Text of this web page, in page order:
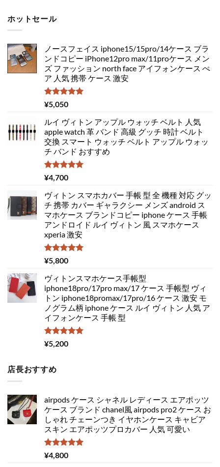
ホットセール
ノースフェイス iphone15/15pro/14ケース ブラ
ンドコピー iPhone12pro max/11proケース メン
ズ ファッション north face アイフォンケース ぺ
ア 人気 携帯 ケース 激安
5段階中
5.00
¥5,050
ルイ ヴィトン アップル ウォッチ ベルト 人気
apple watch 革 バンド 高級 グッチ 時計 ベルト
交換 スマート ウォッチ ベルト アップル ウォッ
チ バンド おすすめ
5段階中
5.00
¥4,700
ヴィトン スマホカバー 手帳 型 全 機種 対応 グッ
チ 携帯 カバー ギャラクシー メンズ android ス
マホケース ブランドコピー iphone ケース 手帳
アンドロイド ルイ ヴィトン 風 スマホケース
xperia 激安
5段階中
5.00
¥5,800
ヴィトンスマホケース手帳型
iphone18pro/17pro max/17 ケース 手帳型 ヴィ
トン iphone18promax/17pro/16 ケース 激安 モ
ノグラム柄 iphone ケース ルイ ヴィトン 人気 ア
イフォンケース 手帳 型
5段階中
5.00
¥5,200
店長おすすめ
airpods ケース シャネル レディース エアポッツ
ケース ブランド chanel風 airpods pro2 ケース お
しゃれ チェーンつき イヤホンケース キャビア
スキン エアポッツプロカバー 人気 可愛い
5段階中
5.00
¥4,800